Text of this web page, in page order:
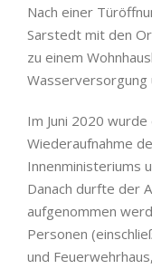
Nach einer
Sarstedt mit den
zu einem
Wasserversorgung
Im Juni 2020
Wiederaufnahme
Innenministeriums
Danach durfte der
aufgenommen
Personen
und